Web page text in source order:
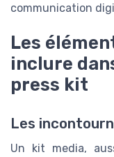
communication
Les
inclure
press kit
Les
Un kit media,